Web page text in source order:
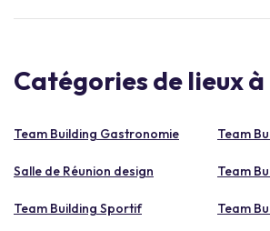
Catégories de lieux
Team Building Gastronomie Team
Salle de Réunion design Team
Team Building Sportif Team